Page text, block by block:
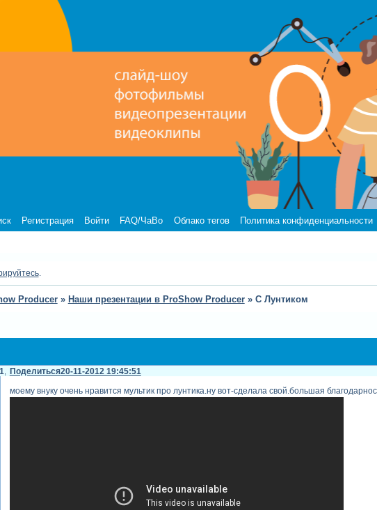
Регистрация Войти FAQ/ЧаВо Облако тегов Политика конфиденциальности
.
Producer » Наши презентации в ProShow Producer » С Лунтиком
Поделиться20-11-2012 19:45:51
моему внуку очень нравится мультик про лунтика.ну вот-сделала свой.большая